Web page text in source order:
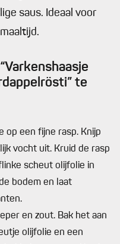
saus. Ideaal voor
te
op een fijne rasp. Knijp
vocht uit. Kruid de rasp
scheut olijfolie in
bodem en laat
en zout. Bak het aan
olijfolie en een